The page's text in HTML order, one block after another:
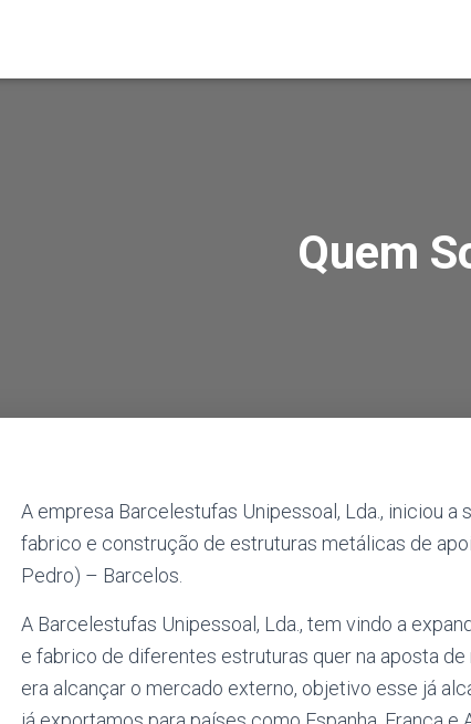
Quem
A empresa Barcelestufas Unipessoal, Lda., iniciou a
fabrico e construção de estruturas metálicas de
Pedro) – Barcelos.
A Barcelestufas Unipessoal, Lda., tem vindo a
e fabrico de diferentes estruturas quer na aposta
era alcançar o mercado externo, objetivo esse já